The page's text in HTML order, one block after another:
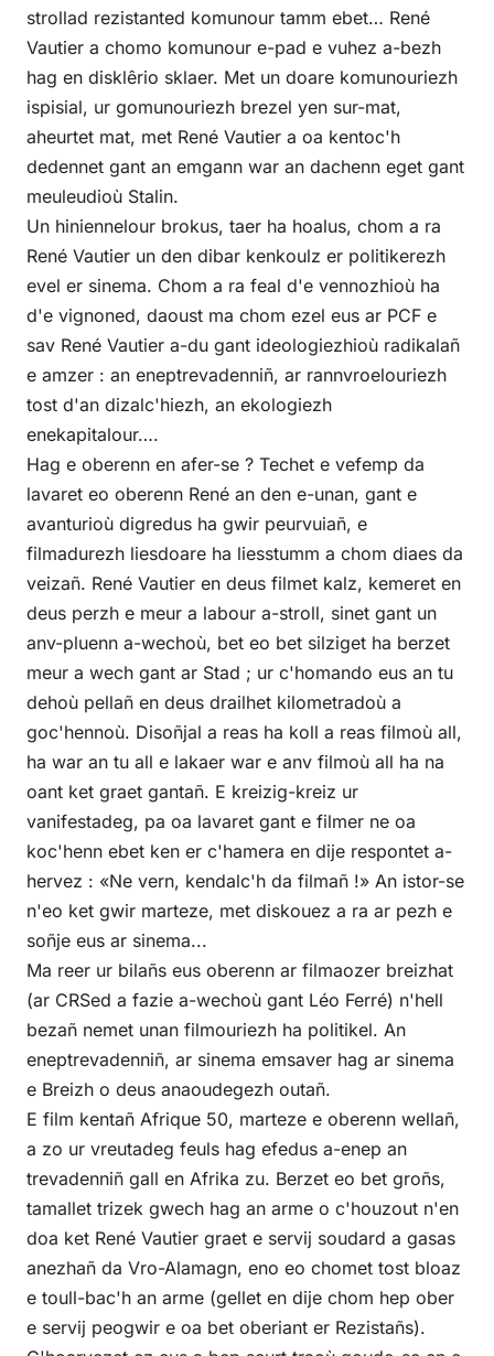
strollad rezistanted komunour tamm ebet… René
Vautier a chomo komunour e-pad e vuhez a-bezh
hag en disklêrio sklaer. Met un doare komunouriezh
ispisial, ur gomunouriezh brezel yen sur-mat,
aheurtet mat, met René Vautier a oa kentoc'h
dedennet gant an emgann war an dachenn eget gant
meuleudioù Stalin.
Un hiniennelour brokus, taer ha hoalus, chom a ra
René Vautier un den dibar kenkoulz er politikerezh
evel er sinema. Chom a ra feal d'e vennozhioù ha
d'e vignoned, daoust ma chom ezel eus ar PCF e
sav René Vautier a-du gant ideologiezhioù radikalañ
e amzer : an eneptrevadenniñ, ar rannvroelouriezh
tost d'an dizalc'hiezh, an ekologiezh
enekapitalour….
Hag e oberenn en afer-se ? Techet e vefemp da
lavaret eo oberenn René an den e-unan, gant e
avanturioù digredus ha gwir peurvuiañ, e
filmadurezh liesdoare ha liesstumm a chom diaes da
veizañ. René Vautier en deus filmet kalz, kemeret en
deus perzh e meur a labour a-stroll, sinet gant un
anv-pluenn a-wechoù, bet eo bet silziget ha berzet
meur a wech gant ar Stad ; ur c'homando eus an tu
dehoù pellañ en deus drailhet kilometradoù a
goc'hennoù. Disoñjal a reas ha koll a reas filmoù all,
ha war an tu all e lakaer war e anv filmoù all ha na
oant ket graet gantañ. E kreizig-kreiz ur
vanifestadeg, pa oa lavaret gant e filmer ne oa
koc'henn ebet ken er c'hamera en dije respontet a-
hervez : «Ne vern, kendalc'h da filmañ !» An istor-se
n'eo ket gwir marteze, met diskouez a ra ar pezh e
soñje eus ar sinema...
Ma reer ur bilañs eus oberenn ar filmaozer breizhat
(ar CRSed a fazie a-wechoù gant Léo Ferré) n'hell
bezañ nemet unan filmouriezh ha politikel. An
eneptrevadenniñ, ar sinema emsaver hag ar sinema
e Breizh o deus anaoudegezh outañ.
E film kentañ Afrique 50, marteze e oberenn wellañ,
a zo ur vreutadeg feuls hag efedus a-enep an
trevadenniñ gall en Afrika zu. Berzet eo bet groñs,
tamallet trizek gwech hag an arme o c'houzout n'en
doa ket René Vautier graet e servij soudard a gasas
anezhañ da Vro-Alamagn, eno eo chomet tost bloaz
e toull-bac'h an arme (gellet en dije chom hep ober
e servij peogwir e oa bet oberiant er Rezistañs).